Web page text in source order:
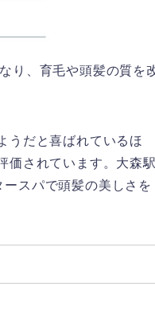
り、育毛や頭髪の質を
うだと喜ばれているほ
価されています。大森駅
スパで頭髪の美しさを